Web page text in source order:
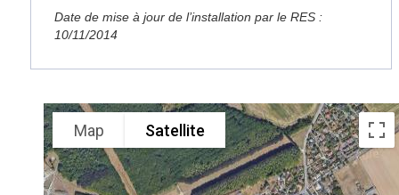
Date de mise à jour de l’installation par le RES :
10/11/2014
Map Satellite